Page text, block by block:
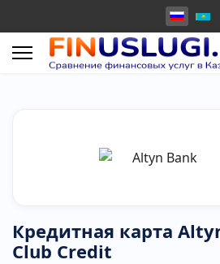
Кредитная карта
Club Credit